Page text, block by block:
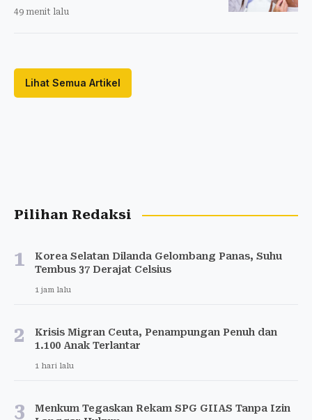
49 menit lalu
Lihat Semua Artikel
Pilihan Redaksi
1
Korea Selatan Dilanda Gelombang Panas, Suhu
Tembus 37 Derajat Celsius
1 jam lalu
2
Krisis Migran Ceuta, Penampungan Penuh dan
1.100 Anak Terlantar
1 hari lalu
3
Menkum Tegaskan Rekam SPG GIIAS Tanpa Izin